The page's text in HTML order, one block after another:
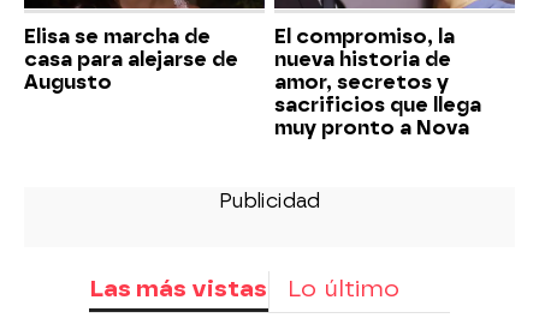
Elisa se marcha de
casa para alejarse de
Augusto
El compromiso, la
nueva historia de
amor, secretos y
sacrificios que llega
muy pronto a Nova
Las más vistas Lo último